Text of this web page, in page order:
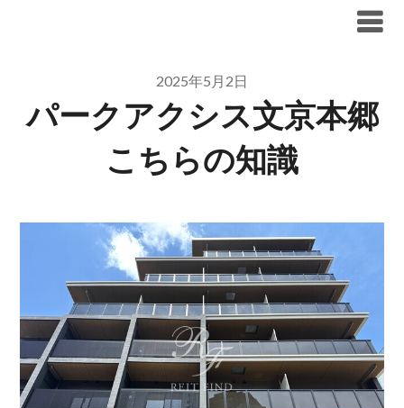
2025年5月2日
パークアクシス文京本郷
こちらの知識